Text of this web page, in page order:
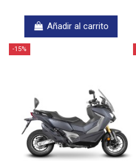
Añadir al carrito
-15%